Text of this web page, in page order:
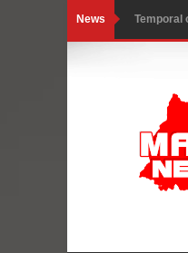
News Temporal
Chancho
ramas
Miles
Talca en